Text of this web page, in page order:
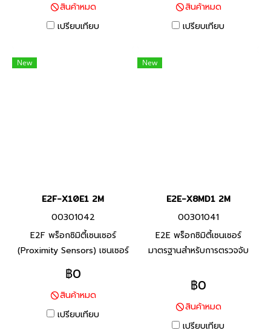
สินค้าหมด
เปรียบเทียบ
สินค้าหมด
เปรียบเทียบ
New
E2F-X10E1 2M
00301042
E2F พร็อกซิมิตี้เซนเซอร์
(Proximity Sensors) เซนเซอร์
แบบชิลด์ ตัวโครงเป็นพลาสติก
แบบเกลียวสกรู ด้วยเรซินที่กัน
น้ำและสารเคมีได้เป็นอย่างดี
฿0
สินค้าหมด
เปรียบเทียบ
New
E2E-X8MD1 2M
00301041
E2E พร็อกซิมิตี้เซนเซอร์
มาตรฐานสำหรับการตรวจจับ
แวดล้อมด้วยสายมาตราฐานที่ทำ
ตรวจจับที่ทำจากวัสดุที่ทนต่อ
น้ำมันหล่อลื่น
฿0
สินค้าหมด
เปรียบเทียบ